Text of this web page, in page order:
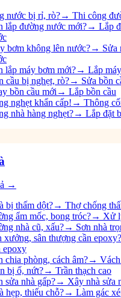
nước bị rỉ, rò?→ Thi công
lắp đường nước mới?→ Lắp
bơm không lên nước?→ Sửa
lắp máy bơm mới?→ Lắp
cầu bị nghẹt, rò?→ Sửa bồn
bồn cầu mới → Lắp bồn cầu
nghẹt khẩn cấp! → Thông
nhà hàng nghẹt?→ Lắp đặt
→
bị thấm dột?→ Thợ chống
ẩm mốc, bong tróc?→ Xử
nhà cũ, xấu?→ Sơn nhà
xưởng, sân thượng cần epoxy?
epoxy
chia phòng, cách âm?→
bị ố, nứt?→ Trần thạch cao
sửa nhà gấp?→ Xây nhà sửa
hẹp, thiếu chỗ?→ Làm gác